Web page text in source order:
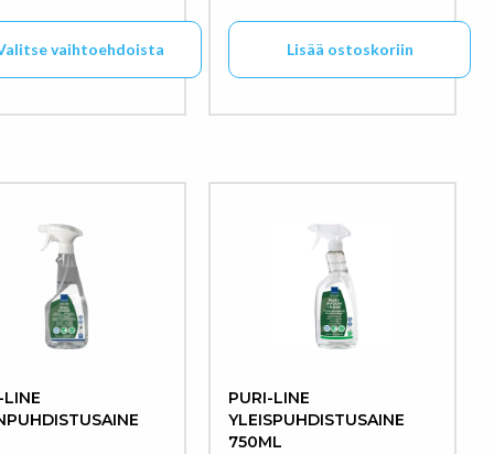
vaihtoehdoista Lisää ostoskoriin
LINE
PURI-LINE
YLEISPUHDISTUSAINE
750ML